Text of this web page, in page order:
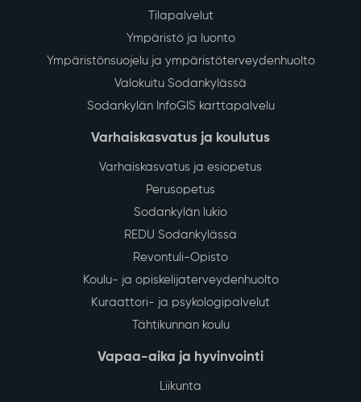
Tilapalvelut
Ympäristö ja luonto
Ympäristönsuojelu ja ympäristöterveydenhuolto
Valokuitu Sodankylässä
Sodankylän InfoGIS karttapalvelu
Varhaiskasvatus ja koulutus
Varhaiskasvatus ja esiopetus
Perusopetus
Sodankylän lukio
REDU Sodankylässä
Revontuli-Opisto
Koulu- ja opiskelijaterveydenhuolto
Kuraattori- ja psykologipalvelut
Tähtikunnan koulu
Vapaa-aika ja hyvinvointi
Liikunta